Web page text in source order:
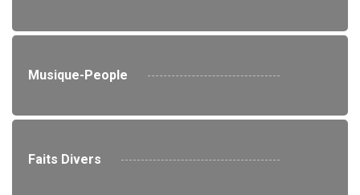
Musique-People
Faits Divers